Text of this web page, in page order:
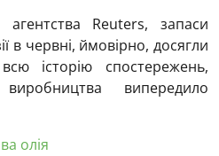
Reuters, запаси
в червні, ймовірно, досягли
історію спостережень,
випередило
олія